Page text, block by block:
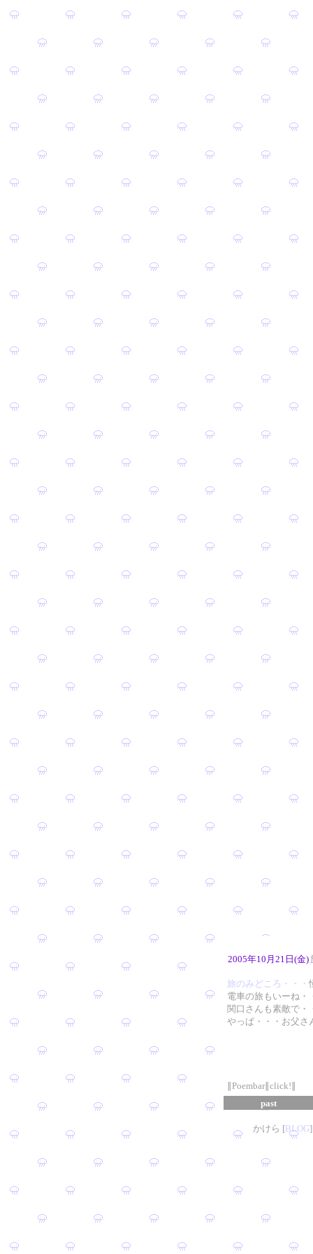
2005年10月21日(金)
旅のみどころ・・・
電車の旅もいーね・
関口さんも素敵で・
やっぱ・・・お父さ
∥Poembar∥click!∥
past
かけら [BLOG